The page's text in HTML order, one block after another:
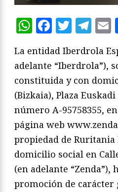
WhatsApp
La entidad Iberdrola
adelante “Iberdrola”),
constituida y con
(Bizkaia), Plaza
número A-95758355,
página web
propiedad de Ruritania
domicilio social en
(en adelante “Zenda”),
promoción de carácter